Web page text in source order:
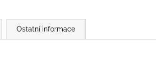
Ostatní informace